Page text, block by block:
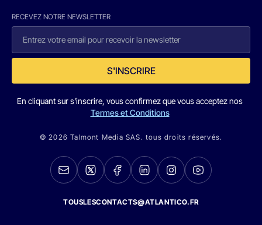
RECEVEZ NOTRE NEWSLETTER
S'INSCRIRE
En cliquant sur s'inscrire, vous confirmez que vous acceptez nos
Termes et Conditions
© 2026 Talmont Media SAS. tous droits réservés.
TOUSLESCONTACTS@ATLANTICO.FR